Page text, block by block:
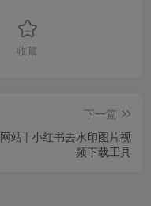
收藏
下一篇
网站 | 小红书去水印图片视
频下载工具